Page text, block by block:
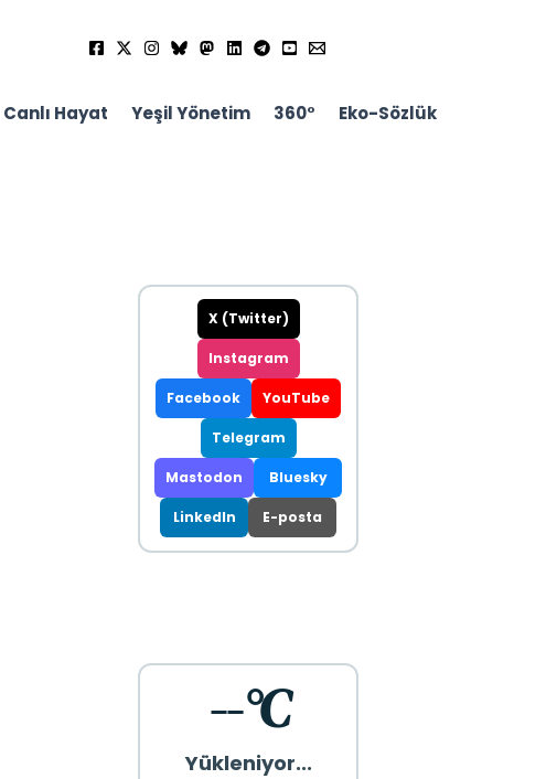
Canlı Hayat Yeşil Yönetim 360° Eko-Sözlük
X (Twitter)
Instagram
Facebook YouTube
Telegram
Mastodon Bluesky
LinkedIn E-posta
--°C
Yükleniyor...